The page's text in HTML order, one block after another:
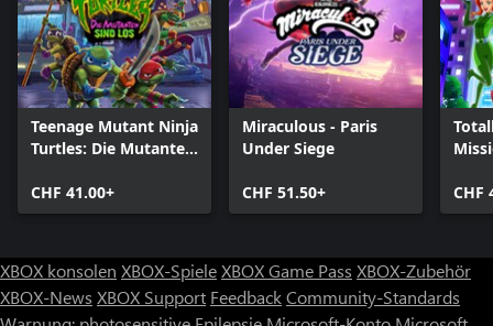
Teenage Mutant Ninja
Turtles: Die Mutanten
CHF 41.00+
Miraculous - Paris
Under Siege
CHF 51.50+ CHF
XBOX konsolen XBOX-SpieleXBOX Game Pass XBOX-Zubehör
XBOX-News XBOX Support FeedbackCommunity-Standards